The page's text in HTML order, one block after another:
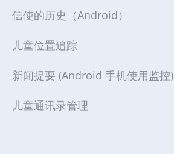
信使的历史（Android）
儿童位置追踪
新闻提要 (Android 手机使用监控)
儿童通讯录管理